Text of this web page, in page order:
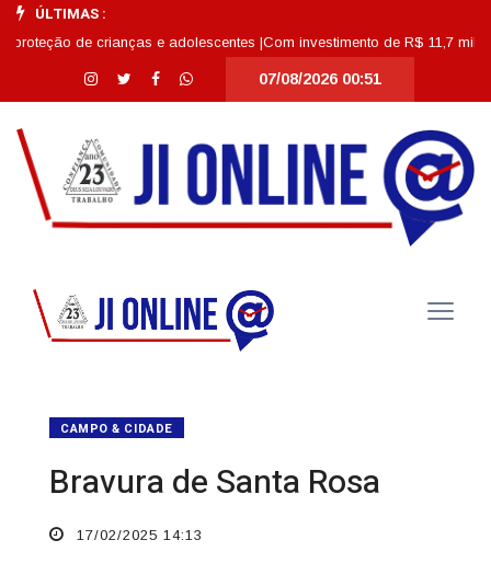
ÚLTIMAS :
de crianças e adolescentes |Com investimento de R$ 11,7 milhões,
07/08/2026 00:51
CAMPO & CIDADE
Bravura de Santa Rosa
17/02/2025 14:13